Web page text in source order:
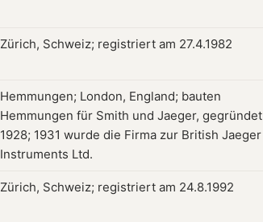
Zürich, Schweiz; registriert am 27.4.1982
Hemmungen; London, England; bauten
Hemmungen für Smith und Jaeger, gegründet
1928; 1931 wurde die Firma zur British Jaeger
Instruments Ltd.
Zürich, Schweiz; registriert am 24.8.1992